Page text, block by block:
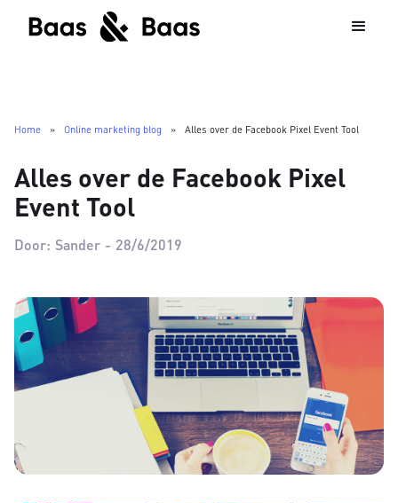
Home » Online marketing blog » Alles over de Facebook Pixel Event Tool
Alles over de Facebook Pixel
Event Tool
Door: Sander - 28/6/2019